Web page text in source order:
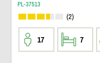
PL-37513
(2)
17 7